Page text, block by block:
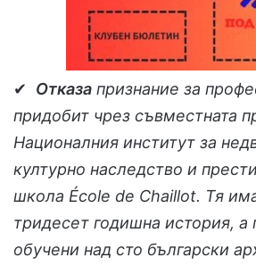
✔ Отказа признание за
придобит чрез съвместната
Националния институт за
културно наследство и
школа École de Chaillot. Тя
тридесет годишна история, а
обучени над сто български